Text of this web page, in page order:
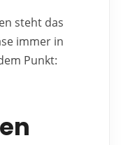
steht das
immer in
Punkt: